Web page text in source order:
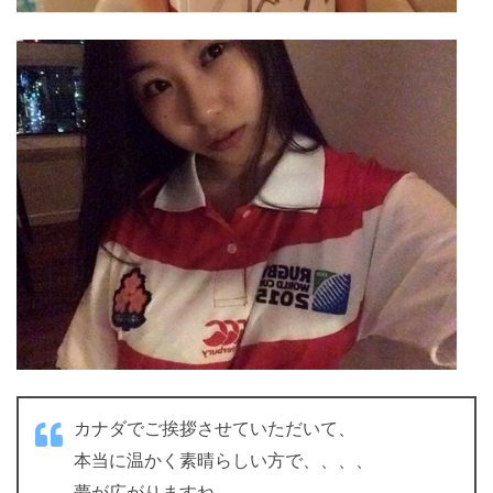
カナダでご挨拶させていただいて、
本当に温かく素晴らしい方で、、、、